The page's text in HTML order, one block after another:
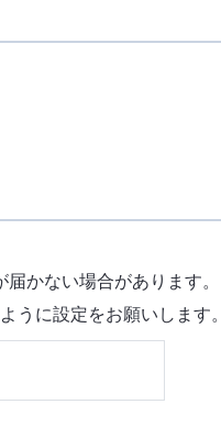
かない場合があります。
うに設定をお願いします。